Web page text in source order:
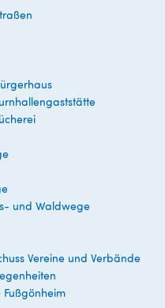
und Waldwege
Vereine und Verbände